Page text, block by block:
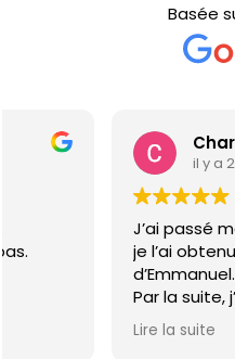
Basée
Charlotte
il y a 2 mois
J’ai passé mon
je l’ai obtenu du
d’Emmanuel.
Par la suite, j’ai
perfectionnement
pédagogue, patient et